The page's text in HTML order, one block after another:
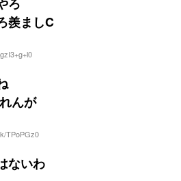
羨ましC
んが
TPoPGz0
ないわ